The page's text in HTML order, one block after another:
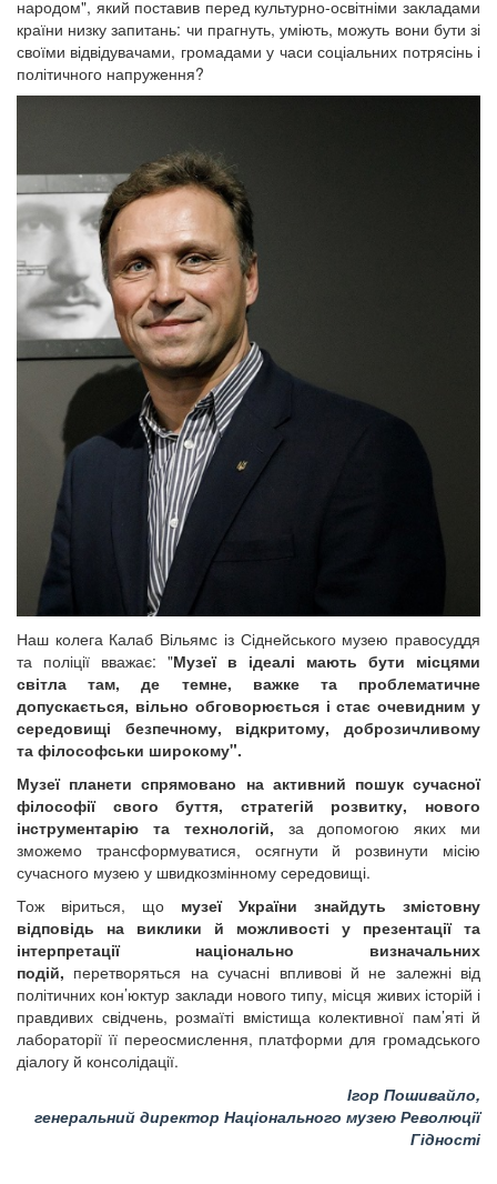
народом", який поставив перед культурно-освітніми закладами
країни низку запитань: чи прагнуть, уміють, можуть вони бути зі
своїми відвідувачами, громадами у часи соціальних потрясінь і
політичного напруження?
Наш колега Калаб Вільямс із Сіднейського музею правосуддя
та поліції вважає: "Музеї в ідеалі мають бути місцями
світла там, де темне, важке та проблематичне
допускається, вільно обговорюється і стає очевидним у
середовищі безпечному, відкритому, доброзичливому
та філософськи широкому".
Музеї планети спрямовано на активний пошук сучасної
філософії свого буття, стратегій розвитку, нового
інструментарію та технологій, за допомогою яких ми
зможемо трансформуватися, осягнути й розвинути місію
сучасного музею у швидкозмінному середовищі.
Тож віриться, що музеї України знайдуть змістовну
відповідь на виклики й можливості у презентації та
інтерпретації національно визначальних
подій, перетворяться на сучасні впливові й не залежні від
політичних кон’юктур заклади нового типу, місця живих історій і
правдивих свідчень, розмаїті вмістища колективної пам’яті й
лабораторії її переосмислення, платформи для громадського
діалогу й консолідації.
Ігор Пошивайло,
генеральний директор Національного музею Революції
Гідності